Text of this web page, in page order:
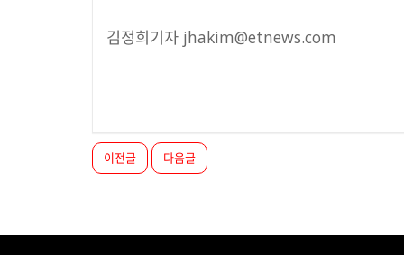
김정희기자 jhakim@etnews.com
이전글 다음글